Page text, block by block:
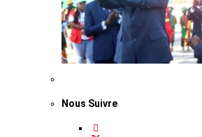
Nous Suivre